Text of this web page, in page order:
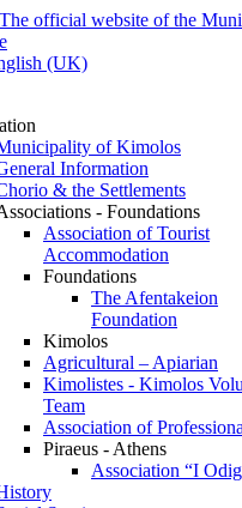
of Kimolos
Information
& the Settlements
- Foundations
Association of Tourist
Accommodation
Foundations
The Afentakeion
Foundation
Kimolos
Agricultural – Apiarian
Kimolistes - Kimolos
Team
Association of
Piraeus - Athens
Association “I